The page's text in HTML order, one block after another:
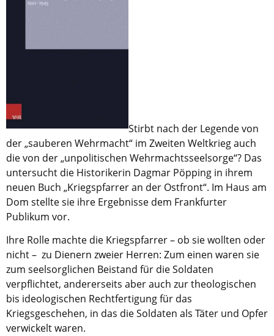
Stadtkirche
Informationen
Aus (nicht nur) Frankfurter Blogs
Videos
Beratung & Info
Impressum
Hinweis
Diese Website wurde am 28. November 2017
archiviert. Neues Online-Angebot: Evangelische
Kirche in Frankfurt.
Stirbt nach der Legende von
der „sauberen Wehrmacht“ im Zweiten Weltkrieg auch
die von der „unpolitischen Wehrmachtsseelsorge“? Das
untersucht die Historikerin Dagmar Pöpping in ihrem
neuen Buch „Kriegspfarrer an der Ostfront“. Im Haus am
Dom stellte sie ihre Ergebnisse dem Frankfurter
Publikum vor.
Ihre Rolle machte die Kriegspfarrer – ob sie wollten oder
nicht – zu Dienern zweier Herren: Zum einen waren sie
zum seelsorglichen Beistand für die Soldaten
verpflichtet, andererseits aber auch zur theologischen
bis ideologischen Rechtfertigung für das
Kriegsgeschehen, in das die Soldaten als Täter und Opfer
verwickelt waren.